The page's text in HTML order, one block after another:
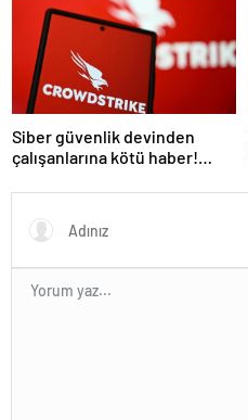
Siber güvenlik devinden
çalışanlarına kötü haber!